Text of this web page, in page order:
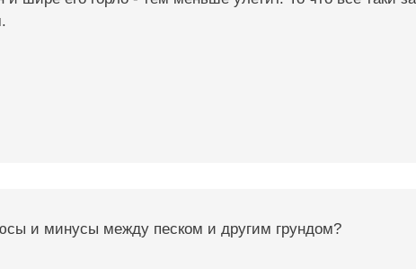
и минусы между песком и другим грундом?